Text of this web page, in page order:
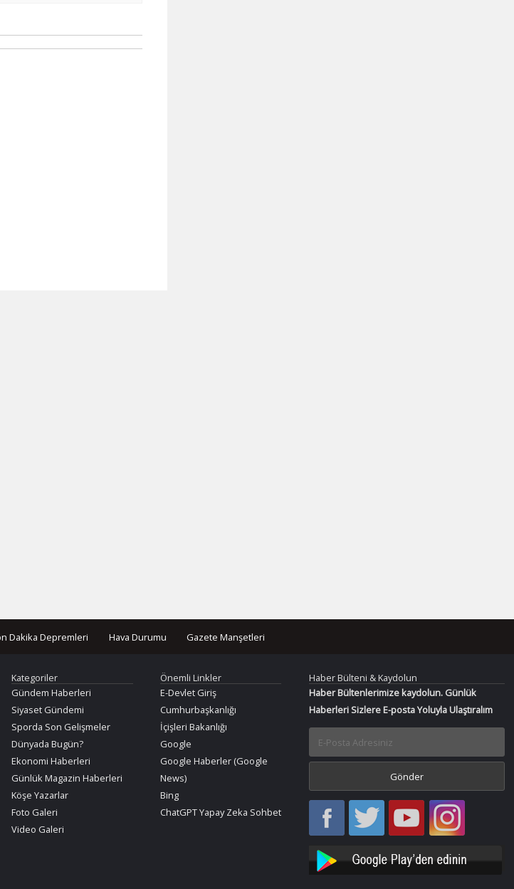
Dakika Depremleri Hava Durumu Gazete Manşetleri
Kategoriler
Gündem Haberleri
Siyaset Gündemi
Sporda Son Gelişmeler
Dünyada Bugün?
Ekonomi Haberleri
Günlük Magazin Haberleri
Köşe Yazarlar
Foto Galeri
Video Galeri
Önemli Linkler
E-Devlet Giriş
Cumhurbaşkanlığı
İçişleri Bakanlığı
Google
Google Haberler (Google
News)
Bing
ChatGPT Yapay Zeka Sohbet
Haber Bülteni & Kaydolun
Haber Bültenlerimize kaydolun. Günlük
Haberleri Sizlere E-posta Yoluyla Ulaştıralım
Haber
Oku
Haber
Oku
Bir
Haber
YouTube
Bir
Haber
Instagram